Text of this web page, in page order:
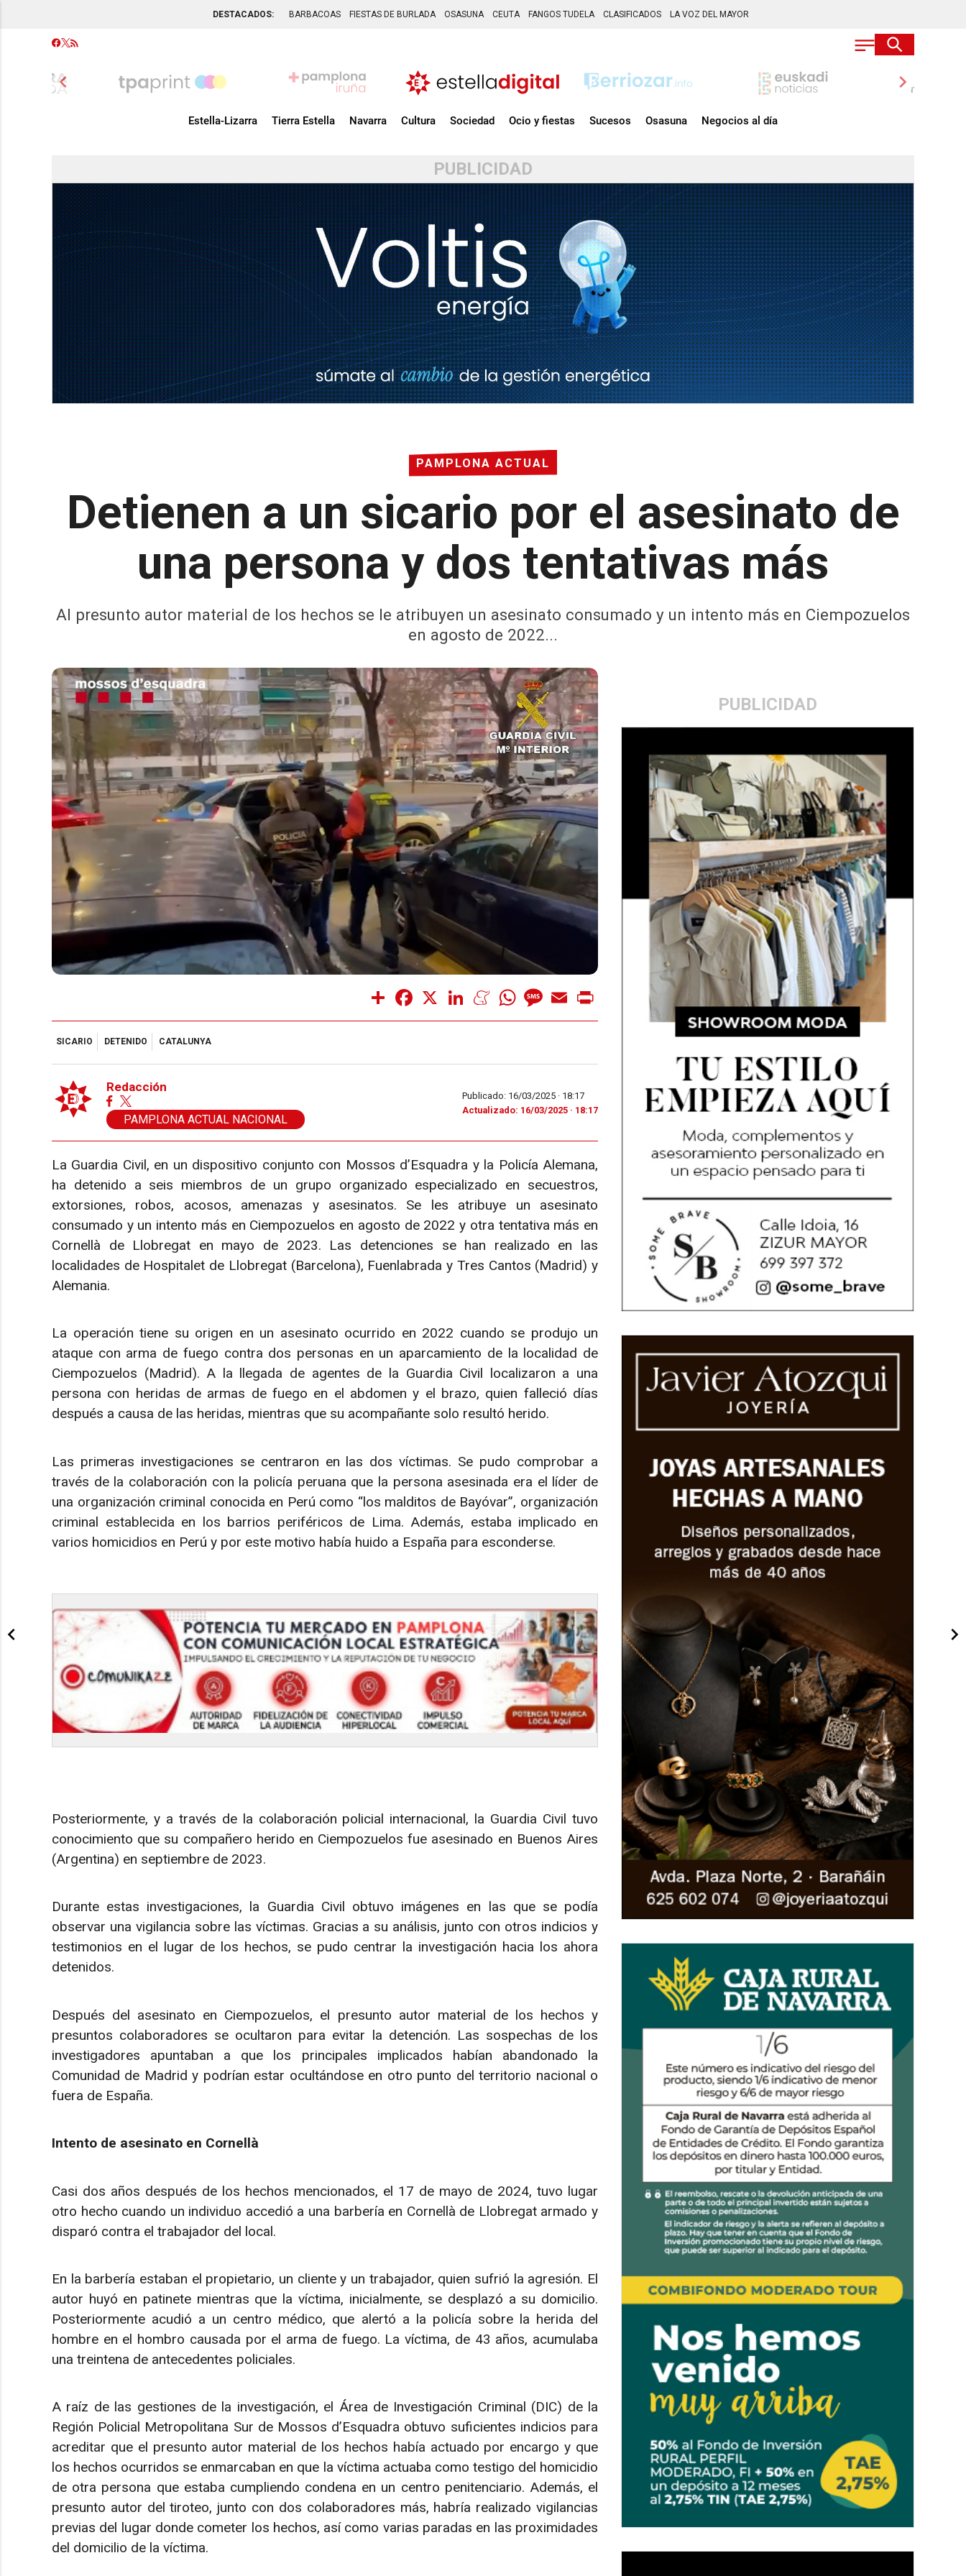
DESTACADOS: BARBACOAS FIESTAS DE BURLADA OSASUNA CEUTA FANGOS TUDELA CLASIFICADOS LA VOZ DEL MAYOR
chevron_left chevron_right
Estella-Lizarra Tierra Estella Navarra Cultura Sociedad Ocio y fiestas Sucesos Osasuna Negocios al día
PUBLICIDAD
PAMPLONA ACTUAL
Detienen a un sicario por el asesinato de
una persona y dos tentativas más
Al presunto autor material de los hechos se le atribuyen un asesinato consumado y un intento más en Ciempozuelos
en agosto de 2022...
PUBLICIDAD
Share Facebook LinkedInMeneameWhatsAppMessage
Email
SICARIO DETENIDO CATALUNYA
Redacción
PAMPLONA ACTUAL NACIONAL
Publicado: 16/03/2025 · 18:17
Actualizado: 16/03/2025 · 18:17
La Guardia Civil, en un dispositivo conjunto con Mossos d’Esquadra y la Policía Alemana,
ha detenido a seis miembros de un grupo organizado especializado en secuestros,
extorsiones, robos, acosos, amenazas y asesinatos. Se les atribuye un asesinato
consumado y un intento más en Ciempozuelos en agosto de 2022 y otra tentativa más en
Cornellà de Llobregat en mayo de 2023. Las detenciones se han realizado en las
localidades de Hospitalet de Llobregat (Barcelona), Fuenlabrada y Tres Cantos (Madrid) y
Alemania.
La operación tiene su origen en un asesinato ocurrido en 2022 cuando se produjo un
ataque con arma de fuego contra dos personas en un aparcamiento de la localidad de
Ciempozuelos (Madrid). A la llegada de agentes de la Guardia Civil localizaron a una
persona con heridas de armas de fuego en el abdomen y el brazo, quien falleció días
después a causa de las heridas, mientras que su acompañante solo resultó herido.
Las primeras investigaciones se centraron en las dos víctimas. Se pudo comprobar a
través de la colaboración con la policía peruana que la persona asesinada era el líder de
una organización criminal conocida en Perú como “los malditos de Bayóvar”, organización
criminal establecida en los barrios periféricos de Lima. Además, estaba implicado en
varios homicidios en Perú y por este motivo había huido a España para esconderse.
Posteriormente, y a través de la colaboración policial internacional, la Guardia Civil tuvo
conocimiento que su compañero herido en Ciempozuelos fue asesinado en Buenos Aires
(Argentina) en septiembre de 2023.
Durante estas investigaciones, la Guardia Civil obtuvo imágenes en las que se podía
observar una vigilancia sobre las víctimas. Gracias a su análisis, junto con otros indicios y
testimonios en el lugar de los hechos, se pudo centrar la investigación hacia los ahora
detenidos.
Después del asesinato en Ciempozuelos, el presunto autor material de los hechos y
presuntos colaboradores se ocultaron para evitar la detención. Las sospechas de los
investigadores apuntaban a que los principales implicados habían abandonado la
Comunidad de Madrid y podrían estar ocultándose en otro punto del territorio nacional o
fuera de España.
Intento de asesinato en Cornellà
Casi dos años después de los hechos mencionados, el 17 de mayo de 2024, tuvo lugar
otro hecho cuando un individuo accedió a una barbería en Cornellà de Llobregat armado y
disparó contra el trabajador del local.
En la barbería estaban el propietario, un cliente y un trabajador, quien sufrió la agresión. El
autor huyó en patinete mientras que la víctima, inicialmente, se desplazó a su domicilio.
Posteriormente acudió a un centro médico, que alertó a la policía sobre la herida del
hombre en el hombro causada por el arma de fuego. La víctima, de 43 años, acumulaba
una treintena de antecedentes policiales.
A raíz de las gestiones de la investigación, el Área de Investigación Criminal (DIC) de la
Región Policial Metropolitana Sur de Mossos d’Esquadra obtuvo suficientes indicios para
acreditar que el presunto autor material de los hechos había actuado por encargo y que
los hechos ocurridos se enmarcaban en que la víctima actuaba como testigo del homicidio
de otra persona que estaba cumpliendo condena en un centro penitenciario. Además, el
presunto autor del tiroteo, junto con dos colaboradores más, habría realizado vigilancias
previas del lugar donde cometer los hechos, así como varias paradas en las proximidades
del domicilio de la víctima.